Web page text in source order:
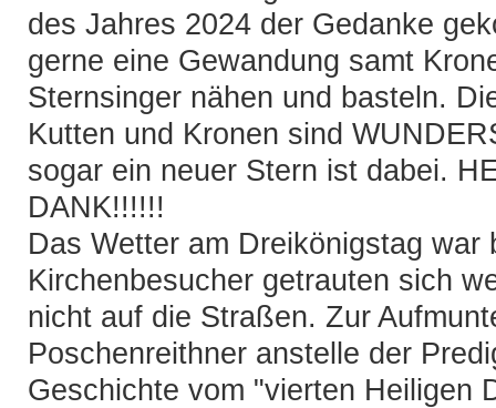
des Jahres 2024 der Gedanke
gerne eine Gewandung samt
Sternsinger nähen und basteln.
Kutten und Kronen sind
sogar ein neuer Stern ist dabei.
DANK!!!!!!
Das Wetter am Dreikönigstag war
Kirchenbesucher getrauten sich
nicht auf die Straßen. Zur
Poschenreithner anstelle der
Geschichte vom "vierten Heiligen